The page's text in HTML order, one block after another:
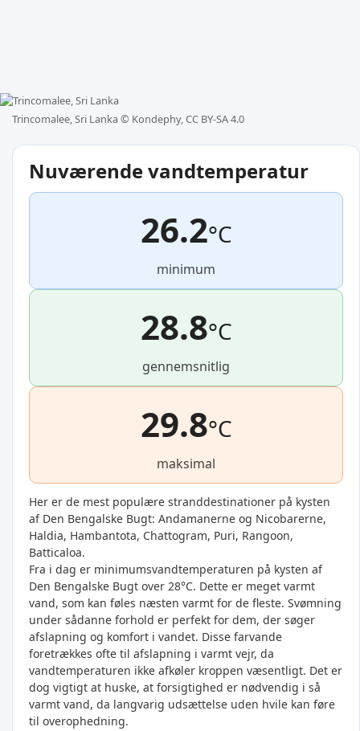
Trincomalee, Sri Lanka © Kondephy, CC BY-SA 4.0
Nuværende vandtemperatur
26.2°C
minimum
28.8°C
gennemsnitlig
29.8°C
maksimal
Her er de mest populære stranddestinationer på kysten
af Den Bengalske Bugt: Andamanerne og Nicobarerne,
Haldia, Hambantota, Chattogram, Puri, Rangoon,
Batticaloa.
Fra i dag er minimumsvandtemperaturen på kysten af
Den Bengalske Bugt over 28°C. Dette er meget varmt
vand, som kan føles næsten varmt for de fleste. Svømning
under sådanne forhold er perfekt for dem, der søger
afslapning og komfort i vandet. Disse farvande
foretrækkes ofte til afslapning i varmt vejr, da
vandtemperaturen ikke afkøler kroppen væsentligt. Det er
dog vigtigt at huske, at forsigtighed er nødvendig i så
varmt vand, da langvarig udsættelse uden hvile kan føre
til overophedning.